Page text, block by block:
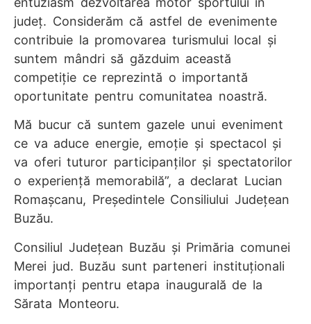
județ. Considerăm că astfel de evenimente
contribuie la promovarea turismului local și
suntem mândri să găzduim această
competiție ce reprezintă o importantă
oportunitate pentru comunitatea noastră.
Mă bucur că suntem gazele unui eveniment
ce va aduce energie, emoție și spectacol și
va oferi tuturor participanților și spectatorilor
o experiență memorabilă”, a declarat Lucian
Romașcanu, Președintele Consiliului Județean
Buzău.
Consiliul Județean Buzău și Primăria comunei
Merei jud. Buzău sunt parteneri instituționali
importanți pentru etapa inaugurală de la
Sărata Monteoru.